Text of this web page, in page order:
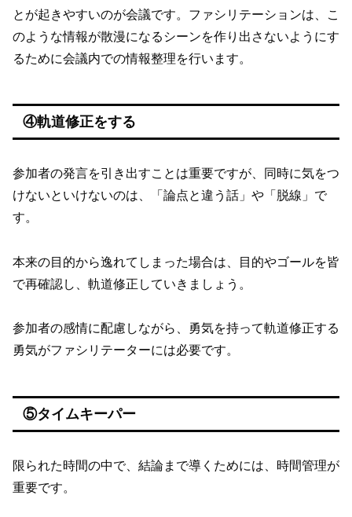
とが起きやすいのが会議です。ファシリテーションは、こ
のような情報が散漫になるシーンを作り出さないようにす
るために会議内での情報整理を行います。
④軌道修正をする
参加者の発言を引き出すことは重要ですが、同時に気をつ
けないといけないのは、「論点と違う話」や「脱線」で
す。
本来の目的から逸れてしまった場合は、目的やゴールを皆
で再確認し、軌道修正していきましょう。
参加者の感情に配慮しながら、勇気を持って軌道修正する
勇気がファシリテーターには必要です。
⑤タイムキーパー
限られた時間の中で、結論まで導くためには、時間管理が
重要です。